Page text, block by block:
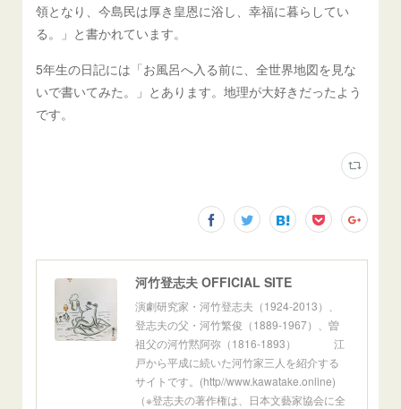
領となり、今島民は厚き皇恩に浴し、幸福に暮らしてい
る。」と書かれています。
5年生の日記には「お風呂へ入る前に、全世界地図を見な
いで書いてみた。」とあります。地理が大好きだったよう
です。
河竹登志夫 OFFICIAL SITE
演劇研究家・河竹登志夫（1924-2013）、
登志夫の父・河竹繁俊（1889-1967）、曽
祖父の河竹黙阿弥（1816-1893） 江
戸から平成に続いた河竹家三人を紹介する
サイトです。(http//www.kawatake.online)
（※登志夫の著作権は、日本文藝家協会に全